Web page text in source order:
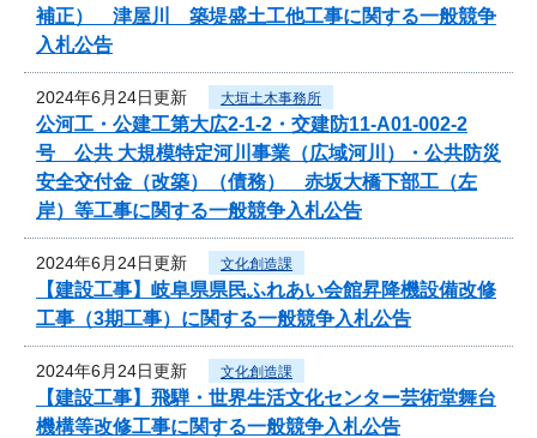
補正） 津屋川 築堤盛土工他工事に関する一般競争
入札公告
2024年6月24日更新 大垣土木事務所
公河工・公建工第大広2-1-2・交建防11-A01-002-2
号 公共 大規模特定河川事業（広域河川）・公共防災
安全交付金（改築）（債務） 赤坂大橋下部工（左
岸）等工事に関する一般競争入札公告
2024年6月24日更新 文化創造課
【建設工事】岐阜県県民ふれあい会館昇降機設備改修
工事（3期工事）に関する一般競争入札公告
2024年6月24日更新 文化創造課
【建設工事】飛騨・世界生活文化センター芸術堂舞台
機構等改修工事に関する一般競争入札公告